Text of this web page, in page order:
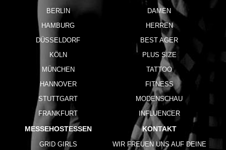
BERLIN
HAMBURG
DÜSSELDORF
KÖLN
MÜNCHEN
HANNOVER
STUTTGART
FRANKFURT
DAMEN
HERREN
BEST AGER
PLUS SIZE
TATTOO
FITNESS
MODENSCHAU
INFLUENCER
MESSEHOSTESSEN
GRID GIRLS
KONTAKT
WIR FREUEN UNS AUF DEINE